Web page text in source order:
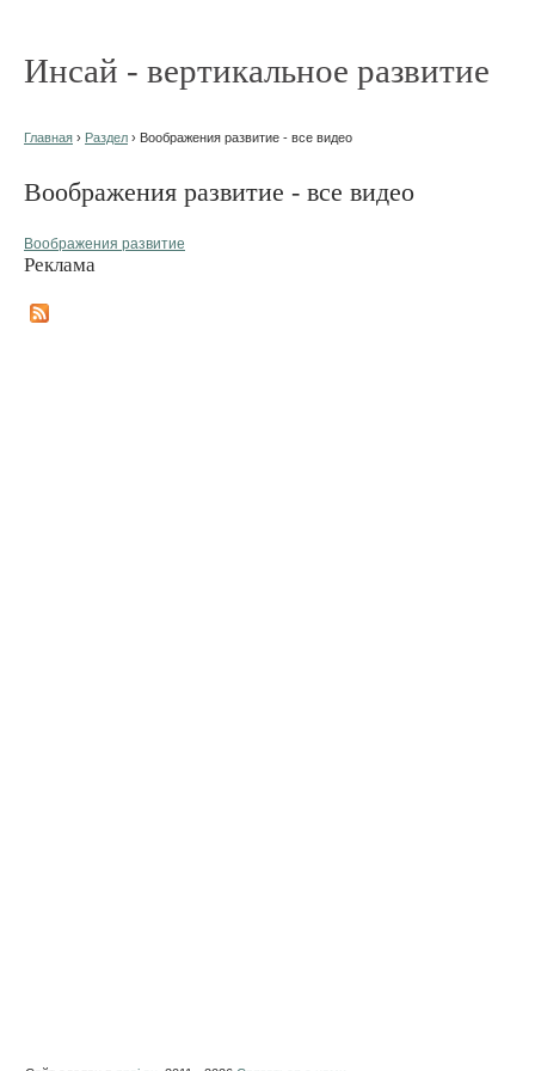
Инсай - вертикальное развитие
Главная › Раздел › Воображения развитие - все видео
Воображения развитие - все видео
Воображения развитие
Реклама